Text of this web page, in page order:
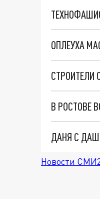
ОПЛЕУХА
В РОСТОВЕ
ДАНЯ С
Новости